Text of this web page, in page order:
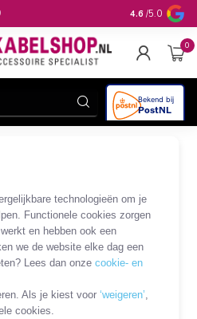
technologieën om je
Functionele cookies zorgen
en hebben ook een
we de website elke dag een
Lees dan onzecookie- en
Als je kiest voor‘weigeren’
cookies.
Op
in huis
4.6 /5.0
0
10-